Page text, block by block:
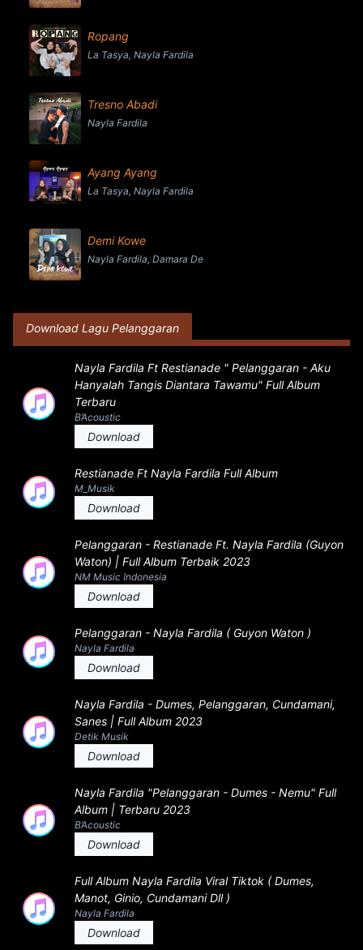
Ropang
La Tasya, Nayla Fardila
Tresno Abadi
Nayla Fardila
Ayang Ayang
La Tasya, Nayla Fardila
Demi Kowe
Nayla Fardila, Damara De
Download Lagu Pelanggaran
Nayla Fardila Ft Restianade " Pelanggaran - Aku
Hanyalah Tangis Diantara Tawamu" Full Album
Terbaru
B’Acoustic
Download
Restianade Ft Nayla Fardila Full Album
M_Musik
Download
Pelanggaran - Restianade Ft. Nayla Fardila (Guyon
Waton) | Full Album Terbaik 2023
NM Music Indonesia
Download
Pelanggaran - Nayla Fardila ( Guyon Waton )
Nayla Fardila
Download
Nayla Fardila - Dumes, Pelanggaran, Cundamani,
Sanes | Full Album 2023
Detik Musik
Download
Nayla Fardila "Pelanggaran - Dumes - Nemu" Full
Album | Terbaru 2023
B’Acoustic
Download
Full Album Nayla Fardila Viral Tiktok ( Dumes,
Manot, Ginio, Cundamani Dll )
Nayla Fardila
Download